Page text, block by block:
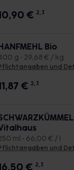
€ 2, 3
Bio
g • 29,68 € / kg
Pflichtangaben und
€ 2, 3
ml • 66,00 € / l
Pflichtangaben und
€ 2, 3